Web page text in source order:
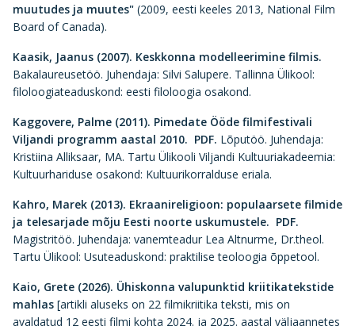
muutudes ja muutes" (2009, eesti keeles 2013, National Film
Board of Canada).
Kaasik, Jaanus (2007). Keskkonna modelleerimine filmis.
Bakalaureusetöö. Juhendaja: Silvi Salupere. Tallinna Ülikool:
filoloogiateaduskond: eesti filoloogia osakond.
Kaggovere, Palme (2011). Pimedate Ööde filmifestivali
Viljandi programm aastal 2010. PDF. Lõputöö. Juhendaja:
Kristiina Alliksaar, MA. Tartu Ülikooli Viljandi Kultuuriakadeemia:
Kultuurhariduse osakond: Kultuurikorralduse eriala.
Kahro, Marek (2013). Ekraanireligioon: populaarsete filmide
ja telesarjade mõju Eesti noorte uskumustele. PDF.
Magistritöö. Juhendaja: vanemteadur Lea Altnurme, Dr.theol.
Tartu Ülikool: Usuteaduskond: praktilise teoloogia õppetool.
Kaio, Grete (2026). Ühiskonna valupunktid kriitikatekstide
mahlas [artikli aluseks on 22 filmikriitika teksti, mis on
avaldatud 12 eesti filmi kohta 2024. ja 2025. aastal väljaannetes